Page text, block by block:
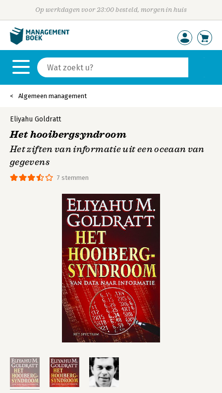
Op werkdagen voor 23:00 besteld, morgen in huis
Algemeen management
7 stemmen
Eliyahu Goldratt
Het hooibergsyndroom
Het ziften van informatie uit een oceaan van
gegevens